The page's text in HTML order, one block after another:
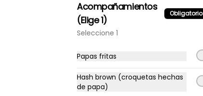
Hash brown (croquetas
hechas de papa)
Acompañamientos
(Elige 1)
Obligatorio
Seleccione 1
Papas fritas
Hash brown (croquetas hechas
de papa)